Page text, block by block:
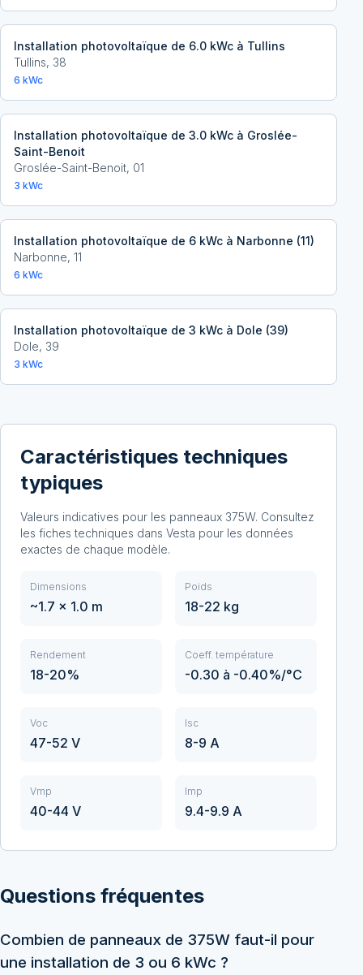
Installation photovoltaïque de 6.0 kWc à Tullins
Tullins, 38
6 kWc
Installation photovoltaïque de 3.0 kWc à Groslée-
Saint-Benoit
Groslée-Saint-Benoit, 01
3 kWc
Installation photovoltaïque de 6 kWc à Narbonne (11)
Narbonne, 11
6 kWc
Installation photovoltaïque de 3 kWc à Dole (39)
Dole, 39
3 kWc
Caractéristiques techniques
typiques
Valeurs indicatives pour les panneaux 375W. Consultez
les fiches techniques dans Vesta pour les données
exactes de chaque modèle.
Dimensions
~1.7 x 1.0 m
Poids
18-22 kg
Rendement
18-20%
Coeff. température
-0.30 à -0.40%/°C
Voc
47-52 V
Isc
8-9 A
Vmp
40-44 V
Imp
9.4-9.9 A
Questions fréquentes
Combien de panneaux de 375W faut-il pour
une installation de 3 ou 6 kWc ?